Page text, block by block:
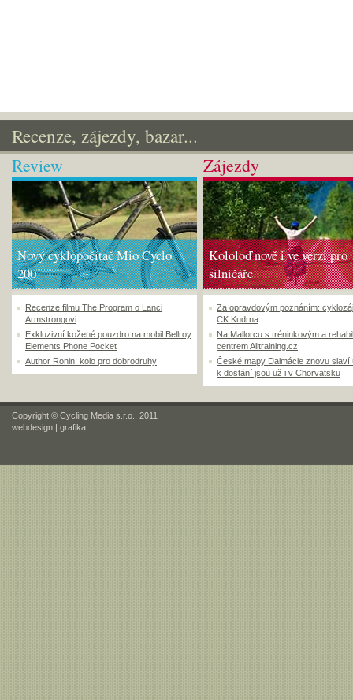
Recenze, zájezdy, bazar...
Review
Nový cyklopočítač Mio Cyclo
200
Recenze filmu The Program o Lanci
Armstrongovi
Exkluzivní kožené pouzdro na mobil Bellroy
Elements Phone Pocket
Author Ronin: kolo pro dobrodruhy
Zájezdy
Kololoď nově i ve verzi pro
silničáře
Za opravdovým poznáním:
CK Kudrna
Na Mallorcu s tréninkovým a
centrem Alltraining.cz
České mapy Dalmácie znovu slaví
k dostání jsou už i v Chorvatsku
Copyright © Cycling Media s.r.o., 2011
webdesign | grafika